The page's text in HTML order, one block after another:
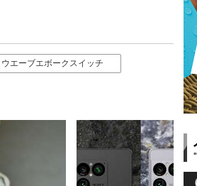
ウエーブエボークスイッチ